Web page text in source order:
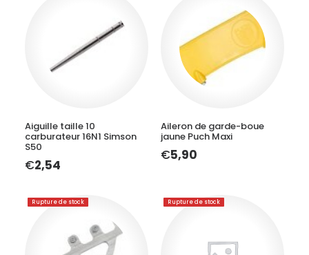
Aiguille taille 10
carburateur 16N1 Simson
S50
€2,54
Aileron de garde-boue
jaune Puch Maxi
€5,90
Rupture de stock Rupture de stock